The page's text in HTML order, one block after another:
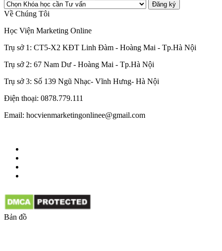
Đăng ký
Về Chúng Tôi
Học Viện Marketing Online
Trụ sở 1: CT5-X2 KĐT Linh Đàm - Hoàng Mai - Tp.Hà Nội
Trụ sở 2: 67 Nam Dư - Hoàng Mai - Tp.Hà Nội
Trụ sở 3: Số 139 Ngũ Nhạc- Vĩnh Hưng- Hà Nội
Điện thoại: 0878.779.111
Email: hocvienmarketingonlinee@gmail.com
Bản đồ